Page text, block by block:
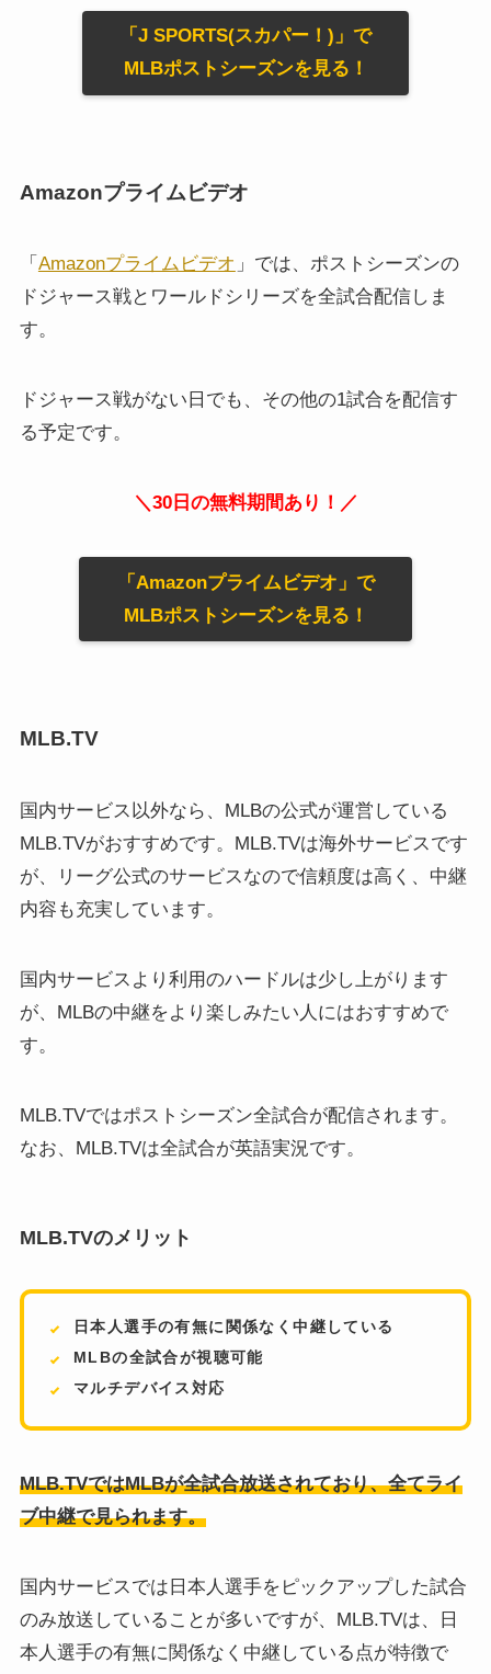
「J SPORTS(スカパー！)」で
MLBポストシーズンを見る！
Amazonプライムビデオ
「 Amazonプライムビデオ 」では、ポストシーズンの
ドジャース戦とワールドシリーズを全試合配信しま
す。
ドジャース戦がない日でも、その他の1試合を配信す
る予定です。
＼30日の無料期間あり！／
「Amazonプライムビデオ」で
MLBポストシーズンを見る！
MLB.TV
国内サービス以外なら、MLBの公式が運営している
MLB.TVがおすすめです。MLB.TVは海外サービスです
が、リーグ公式のサービスなので信頼度は高く、中継
内容も充実しています。
国内サービスより利用のハードルは少し上がります
が、MLBの中継をより楽しみたい人にはおすすめで
す。
MLB.TVではポストシーズン全試合が配信されます。
なお、MLB.TVは全試合が英語実況です。
MLB.TVのメリット
日本人選手の有無に関係なく中継している
MLBの全試合が視聴可能
マルチデバイス対応
MLB.TVではMLBが全試合放送されており、全てライ
ブ中継で見られます。
国内サービスでは日本人選手をピックアップした試合
のみ放送していることが多いですが、MLB.TVは、日
本人選手の有無に関係なく中継している点が特徴で